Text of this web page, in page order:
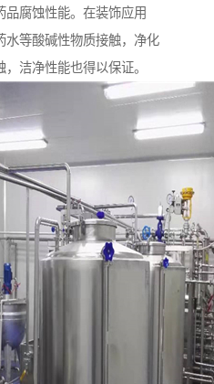
腐蚀性能。在装饰应用
水等酸碱性物质接触，净化
洁净性能也得以保证。